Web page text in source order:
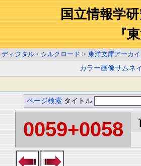
国立情報学
『
ディジタル・シルクロード > 東洋文庫アーカ
カラー画像サムネ
ページ検索 タイトル
0059+0058